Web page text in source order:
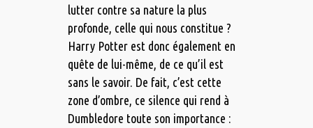
lutter contre sa nature la plus
profonde, celle qui nous constitue ?
Harry Potter est donc également en
quête de lui-même, de ce qu’il est
sans le savoir. De fait, c’est cette
zone d’ombre, ce silence qui rend à
Dumbledore toute son importance :